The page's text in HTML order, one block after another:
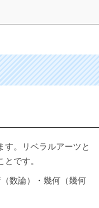
す。リベラルアーツと
とです。
数論）・幾何（幾何